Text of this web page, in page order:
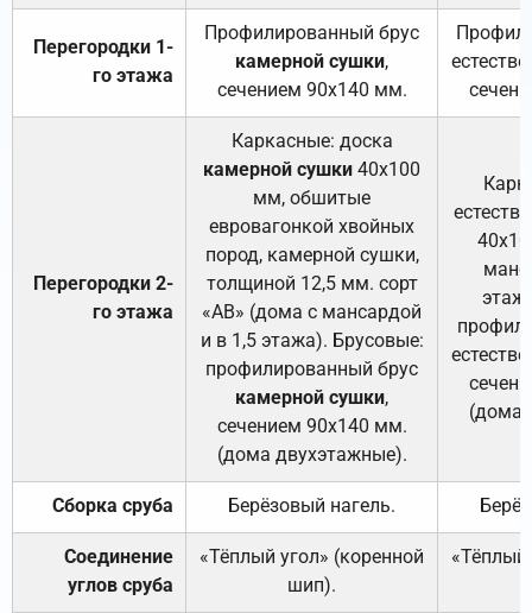
Перегородки 1-
го этажа
Профилированный брус
камерной сушки,
сечением 90х140 мм.
Перегородки 2-
го этажа
Каркасные: доска
камерной сушки 40х100
мм, обшитые
евровагонкой хвойных
пород, камерной сушки,
толщиной 12,5 мм. сорт
«АВ» (дома с мансардой
и в 1,5 этажа). Брусовые:
профилированный брус
камерной сушки,
сечением 90х140 мм.
(дома двухэтажные).
(дома
Сборка сруба Берёзовый нагель.
Соединение
углов сруба
«Тёплый угол» (коренной
шип).
«Тёплый